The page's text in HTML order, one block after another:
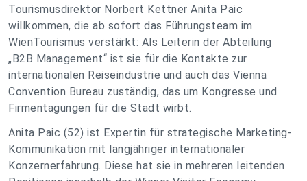
Tourismusdirektor Norbert Kettner Anita Paic
willkommen, die ab sofort das Führungsteam im
WienTourismus verstärkt: Als Leiterin der Abteilung
„B2B Management“ ist sie für die Kontakte zur
internationalen Reiseindustrie und auch das Vienna
Convention Bureau zuständig, das um Kongresse und
Firmentagungen für die Stadt wirbt.
Anita Paic (52) ist Expertin für strategische Marketing-
Kommunikation mit langjähriger internationaler
Konzernerfahrung. Diese hat sie in mehreren leitenden